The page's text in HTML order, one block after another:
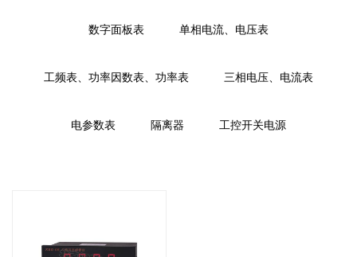
数字面板表 单相电流、电压表
工频表、功率因数表、功率表 三相电压、电流表
电参数表 隔离器 工控开关电源